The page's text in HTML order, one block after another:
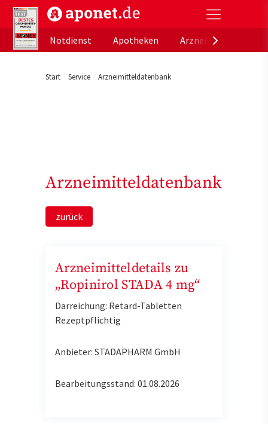
aponet.de - Das offizielle Gesundheitsportal der
Notdienst
Apotheken
Start Service Arzneimitteldatenbank
Arzneimitteldatenbank
zurück
Arzneimitteldetails zu
„Ropinirol STADA 4 mg“
Darreichung: Retard-Tabletten
Rezeptpflichtig
Anbieter: STADAPHARM GmbH
Bearbeitungsstand: 01.08.2026